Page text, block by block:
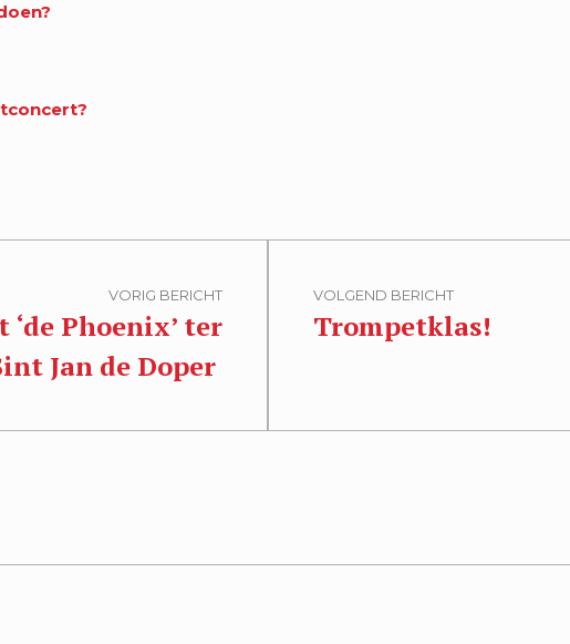
VORIG BERICHT
Phoenix’ ter
Jan de Doper
VOLGEND BERICHT
Trompetklas!